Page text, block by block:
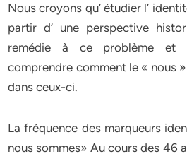
Nous croyons qu’ étudier l’
partir d’ une perspective
remédie à ce problème et
comprendre comment le « nous
dans ceux-ci.
La fréquence des marqueurs
nous sommes» Au cours des 46